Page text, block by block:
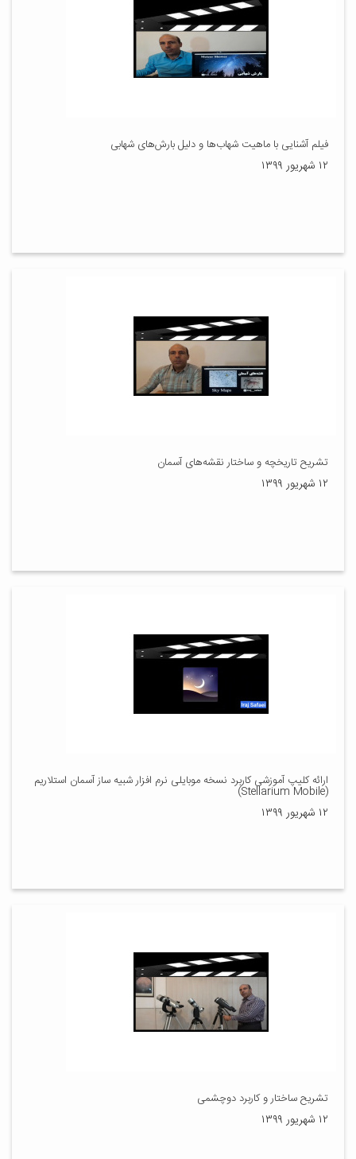
فیلم آشنایی با ماهیت شهاب‌ها و دلیل بارش‌های شهابی
۱۲ شهریور ۱۳۹۹
تشریح تاریخچه و ساختار نقشه‌های آسمان
۱۲ شهریور ۱۳۹۹
ارائه کلیپ آموزشی کاربرد نسخه موبایلی نرم افزار شبیه ساز آسمان استلاریم
(Stellarium Mobile)
۱۲ شهریور ۱۳۹۹
تشریح ساختار و کاربرد دوچشمی
۱۲ شهریور ۱۳۹۹